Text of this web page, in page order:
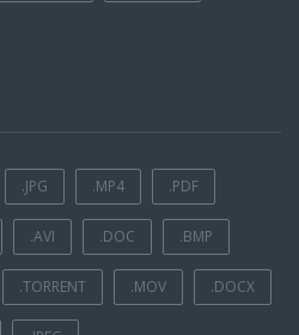
.JPG .MP4 .PDF
.AVI .DOC .BMP
.TORRENT .MOV .DOCX